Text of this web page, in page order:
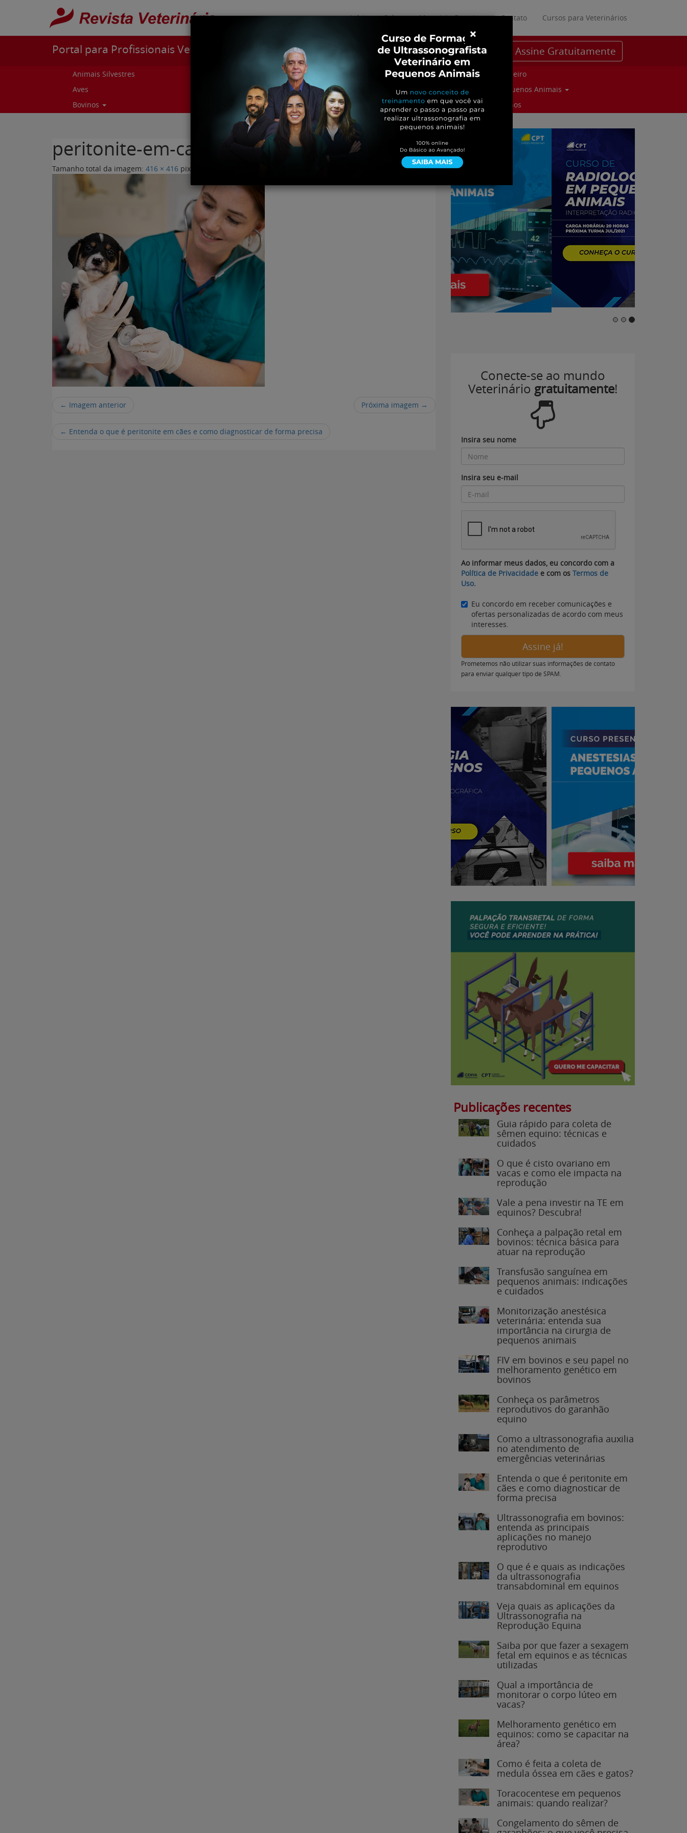
Pular para o conteúdo
Início Sobre Materiais Gratuitos Contato Cursos para Veterinários
Portal para Profissionais Veterinários Assine Gratuitamente
Animais Silvestres
Aves
Bovinos
Curiosidades
Cursos e Eventos
Entrevistas
Genética e Tecnologia
Parceiro
Pequenos Animais
Suinos
peritonite-em-caes-artigo
Tamanho total da imagem: 416 × 416 pixels
← Imagem anterior Próxima imagem →
← Entenda o que é peritonite em cães e como diagnosticar de forma precisa
Conecte-se ao mundo
Veterináriogratuitamente!
Insira seu nome
Insira seu e-mail
Ao informar meus dados, eu concordo com a
Política de Privacidadee com osTermos de
Uso.
Eu concordo em receber comunicações e
ofertas personalizadas de acordo com meus
interesses.
Assine já!
Prometemos não utilizar suas informações de contato
Publicações recentes
Guia rápido para coleta de
sêmen equino: técnicas e
cuidados
O que é cisto ovariano em
vacas e como ele impacta na
reprodução
Vale a pena investir na TE em
equinos? Descubra!
Conheça a palpação retal em
bovinos: técnica básica para
atuar na reprodução
Transfusão sanguínea em
pequenos animais: indicações
e cuidados
Monitorização anestésica
veterinária: entenda sua
importância na cirurgia de
pequenos animais
FIV em bovinos e seu papel no
melhoramento genético em
bovinos
Conheça os parâmetros
reprodutivos do garanhão
equino
Como a ultrassonografia auxilia
no atendimento de
emergências veterinárias
Entenda o que é peritonite em
cães e como diagnosticar de
forma precisa
Ultrassonografia em bovinos:
entenda as principais
aplicações no manejo
reprodutivo
O que é e quais as indicações
da ultrassonografia
transabdominal em equinos
Veja quais as aplicações da
Ultrassonografia na
Reprodução Equina
Saiba por que fazer a sexagem
fetal em equinos e as técnicas
utilizadas
Qual a importância de
monitorar o corpo lúteo em
vacas?
Melhoramento genético em
equinos: como se capacitar na
área?
Como é feita a coleta de
medula óssea em cães e gatos?
Toracocentese em pequenos
animais: quando realizar?
Congelamento do sêmen de
×